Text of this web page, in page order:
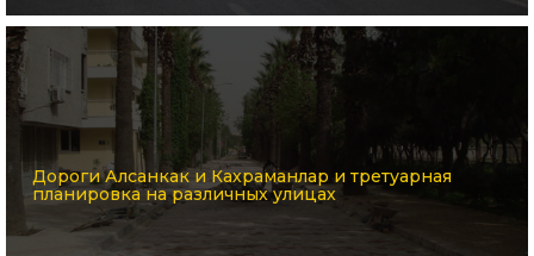
Дороги Алсанкак и Кахраманлар и третуарная
планировка на различных улицах